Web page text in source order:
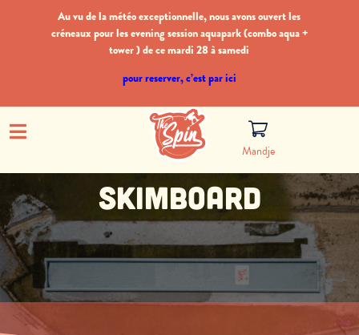
Au vu de la météo exceptionnelle, nous avons ouvert les
créneaux pour les evening session aquapark (combo aqua +
tower ) de ce mardi 28 à samedi
pour reserver, c’est par ici
Mandje
Skimboard